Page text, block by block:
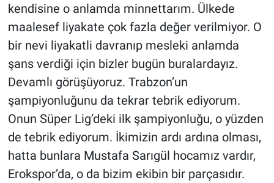
kendisine o anlamda minnettarım. Ülkede
maalesef liyakate çok fazla değer verilmiyor. O
bir nevi liyakatli davranıp mesleki anlamda
şans verdiği için bizler bugün buralardayız.
Devamlı görüşüyoruz. Trabzon’un
şampiyonluğunu da tekrar tebrik ediyorum.
Onun Süper Lig’deki ilk şampiyonluğu, o yüzden
de tebrik ediyorum. İkimizin ardı ardına olması,
hatta bunlara Mustafa Sarıgül hocamız vardır,
Erokspor’da, o da bizim ekibin bir parçasıdır.